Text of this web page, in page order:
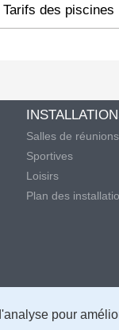
pour
Tarifs des piscines
Salles de
Sportives
Loisirs
Plan des